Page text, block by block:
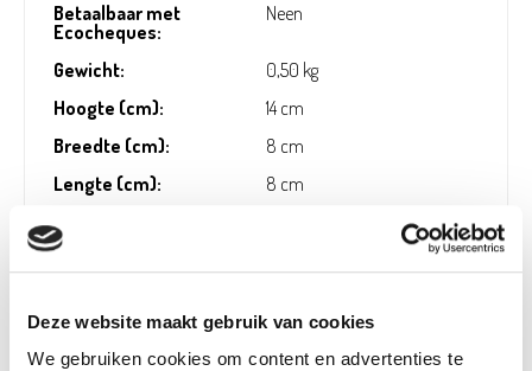
Deze website maakt gebruik van cookies
We gebruiken cookies om content en advertenties te
Betaalbaar met
Ecocheques:
Neen
Gewicht:
0,50 kg
Hoogte (cm):
14 cm
Breedte (cm):
8 cm
Lengte (cm):
8 cm
Diameter (cm):